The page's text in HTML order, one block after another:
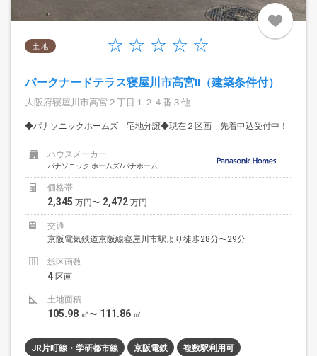
土 地
パークナードテラス寝屋川市高宮II（建築条件付）
大阪府寝屋川市高宮２丁目１２４番３他
◆パナソニックホームズ 宅地分譲◆現在２区画 先着申込受付中！
ハウスメーカー
パナソニック ホームズ/パナホーム
価格帯
2,345 万円〜 2,472 万円
交通
京阪電気鉄道京阪線寝屋川市駅より徒歩28分〜29分
総区画数
4 区画
土地面積
105.98 ㎡〜 111.86 ㎡
JR片町線・学研都市線 京阪電鉄 複数駅利用可